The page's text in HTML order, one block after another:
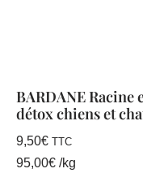
BARDANE Racine
détox chiens et
9,50€ TTC
95,00€ /kg